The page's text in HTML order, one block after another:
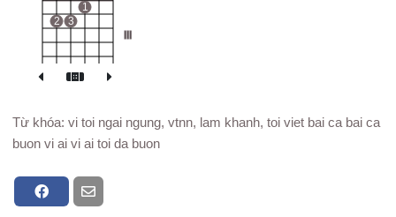
2 3
1
Từ khóa: vi toi ngai ngung, vtnn, lam khanh, toi viet bai ca bai ca
buon vi ai vi ai toi da buon